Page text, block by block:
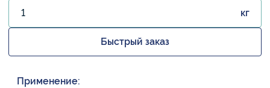
кг
Быстрый заказ
Применение: